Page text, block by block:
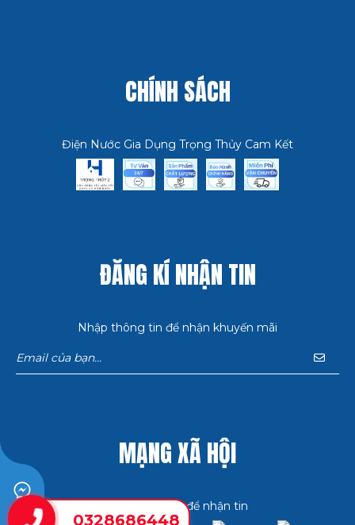
CHÍNH SÁCH
Điện Nước Gia Dụng Trọng Thủy Cam Kết
ĐĂNG KÍ NHẬN TIN
Nhập thông tin để nhận khuyến mãi
MẠNG XÃ HỘI
Bấm theo dõi để nhận tin
0328686448